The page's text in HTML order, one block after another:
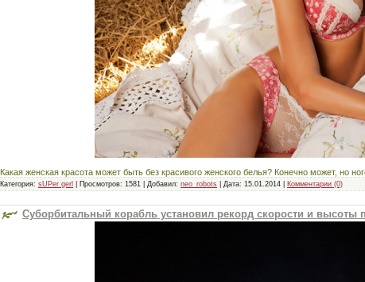
Какая женская красота может быть без красивого женского белья? Конечно может, но
Категория: sUPer gerl Просмотров: 1581 Добавил: neo_robots Дата: 15.01.2014 Комментарии (0)
Суборбитальный корабль установил рекорд скорости и высоты